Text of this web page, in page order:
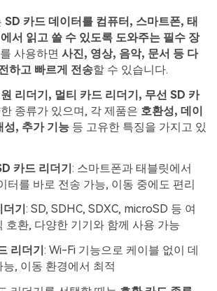
SD 카드 데이터를 컴퓨터, 스마트폰, 태
서 읽고 쓸 수 있도록 도와주는 필수 장
사용하면 사진, 영상, 음악, 문서 등 다
하고 빠르게 전송할 수 있습니다.
리더기, 멀티 카드 리더기, 무선 SD 카
종류가 있으며, 각 제품은 호환성, 데이
성, 추가 기능 등 고유한 특징을 가지고 있
카드 리더기: 스마트폰과 태블릿에서
터를 바로 전송 가능, 이동 중에도 편리
기 : SD, SDHC, SDXC, microSD 등 여
호환, 다양한 기기와 함께 사용 가능
리더기 : Wi-Fi 기능으로 케이블 없이 데
, 이동 환경에서 최적